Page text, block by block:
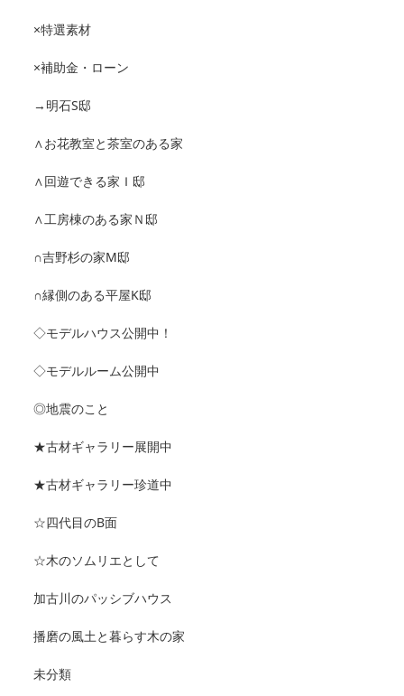
×特選素材
×補助金・ローン
→明石S邸
∧お花教室と茶室のある家
∧回遊できる家Ｉ邸
∧工房棟のある家Ｎ邸
∩吉野杉の家M邸
∩縁側のある平屋K邸
◇モデルハウス公開中！
◇モデルルーム公開中
◎地震のこと
★古材ギャラリー展開中
★古材ギャラリー珍道中
☆四代目のB面
☆木のソムリエとして
加古川のパッシブハウス
播磨の風土と暮らす木の家
未分類